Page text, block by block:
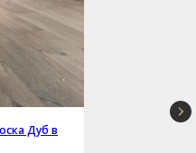
Дуб в